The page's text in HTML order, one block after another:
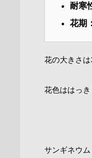
耐寒
花期
花の大きさ
花色ははっき
サンギネウム